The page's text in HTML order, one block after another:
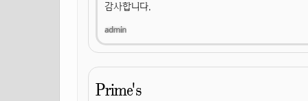
감사합니다.
Prime's